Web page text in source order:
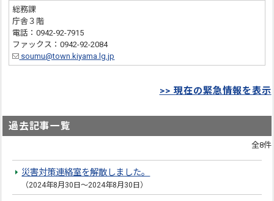
総務課
庁舎３階
電話：0942-92-7915
ファックス：0942-92-2084
soumu@town.kiyama.lg.jp
>> 現在の緊急情報を表示
過去記事一覧
全8件
災害対策連絡室を解散しました。
（2024年8月30日～2024年8月30日）